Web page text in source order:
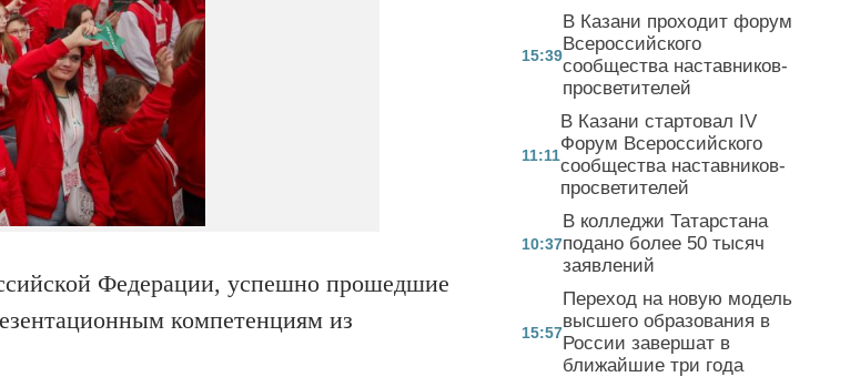
Федерации, успешно прошедшие
компетенциям из
15:39
В Казани проходит форум
Всероссийского
сообщества наставников-
просветителей
11:11
В Казани стартовал IV
Форум Всероссийского
сообщества наставников-
просветителей
10:37
В колледжи Татарстана
подано более 50 тысяч
заявлений
15:57
Переход на новую модель
высшего образования в
России завершат в
ближайшие три года